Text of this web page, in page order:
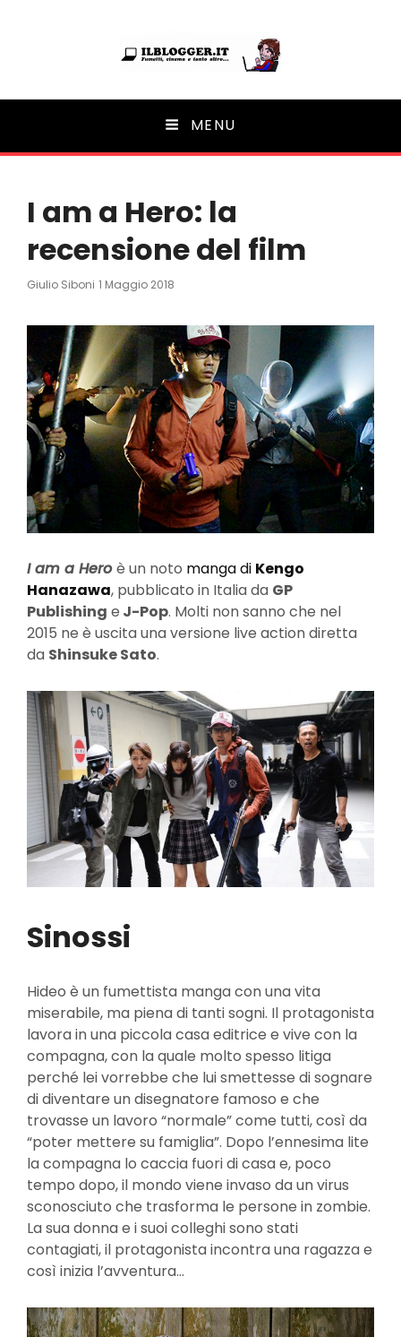
Ilblogger.it
Il portalino di blog | MENU
I am a Hero: la
recensione del film
Giulio Siboni Posted
1 Maggio 2018
I am a Hero è un noto manga di Kengo
Hanazawa, pubblicato in Italia da GP
Publishing e J-Pop. Molti non sanno che nel
2015 ne è uscita una versione live action diretta
da Shinsuke Sato.
Sinossi
Hideo è un fumettista manga con una vita
miserabile, ma piena di tanti sogni. Il protagonista
lavora in una piccola casa editrice e vive con la
compagna, con la quale molto spesso litiga
perché lei vorrebbe che lui smettesse di sognare
di diventare un disegnatore famoso e che
trovasse un lavoro “normale” come tutti, così da
“poter mettere su famiglia”. Dopo l’ennesima lite
la compagna lo caccia fuori di casa e, poco
tempo dopo, il mondo viene invaso da un virus
sconosciuto che trasforma le persone in zombie.
La sua donna e i suoi colleghi sono stati
contagiati, il protagonista incontra una ragazza e
così inizia l’avventura…